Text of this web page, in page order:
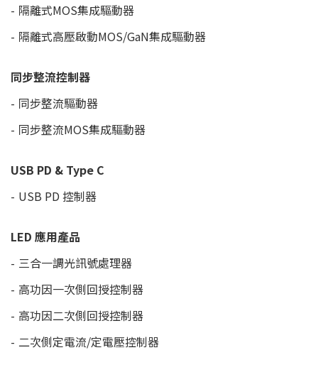
隔離式MOS集成驅動器
隔離式高壓啟動MOS/GaN集成驅動器
同步整流控制器
同步整流驅動器
同步整流MOS集成驅動器
USB PD & Type C
USB PD 控制器
LED 應用產品
三合一調光訊號處理器
高功因一次側回授控制器
高功因二次側回授控制器
二次側定電流/定電壓控制器